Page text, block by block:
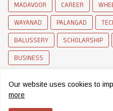
MADAVOOR
CAREER
WAYANAD
PALANGAD
BALUSSERY
SCHOLARSHIP
BUSINESS
Our website uses cookies to
more